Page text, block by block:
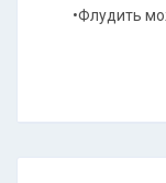
•Флудить